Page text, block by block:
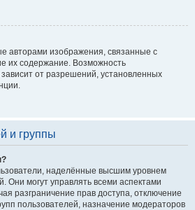
авторами изображения, связанные с
их содержание. Возможность
от разрешений, установленных
и группы
наделённые высшим уровнем
Они могут управлять всеми аспектами
разграничение прав доступа, отключение
пользователей, назначение модераторов